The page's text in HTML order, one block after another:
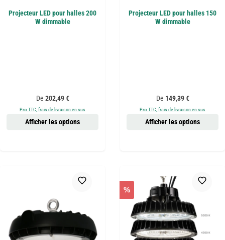
Projecteur LED pour halles 200
W dimmable
Prix régulier :
De 202,49 €
Prix TTC, frais de livraison en sus
Afficher les options
Projecteur LED pour halles 150
W dimmable
Prix régulier :
De 149,39 €
Prix TTC, frais de livraison en sus
Afficher les options
%